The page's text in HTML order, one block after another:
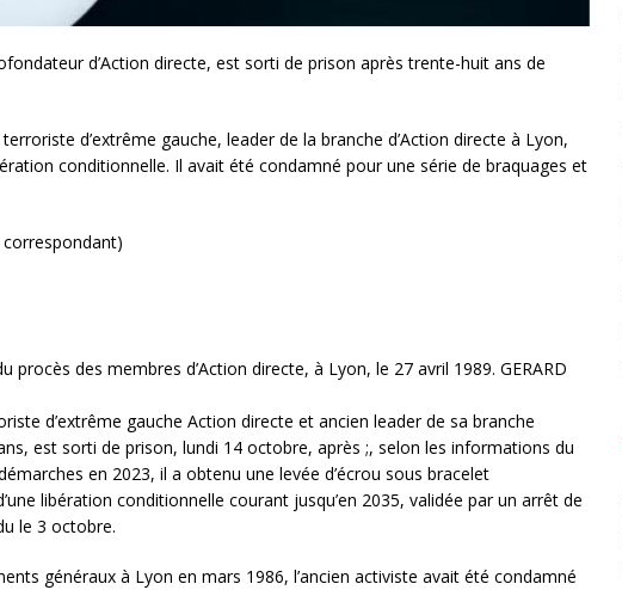
d’Action directe, est sorti de prison après trente-huit ans de
d’extrême gauche, leader de la branche d’Action directe à Lyon,
conditionnelle. Il avait été condamné pour une série de braquages et
procès des membres d’Action directe, à Lyon, le 27 avril 1989. GERARD
d’extrême gauche Action directe et ancien leader de sa branche
est sorti de prison, lundi 14 octobre, après ;, selon les informations du
en 2023, il a obtenu une levée d’écrou sous bracelet
libération conditionnelle courant jusqu’en 2035, validée par un arrêt de
le 3 octobre.
généraux à Lyon en mars 1986, l’ancien activiste avait été condamné